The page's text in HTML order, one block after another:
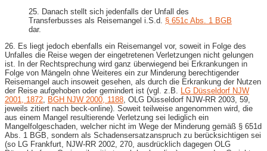
25. Danach stellt sich jedenfalls der Unfall des
Transferbusses als Reisemangel i.S.d. § 651c Abs. 1 BGB
dar.
26. Es liegt jedoch ebenfalls ein Reisemangel vor, soweit in Folge des
Unfalles die Reise wegen der eingetretenen Verletzungen nicht gelungen
ist. In der Rechtsprechung wird ganz überwiegend bei Erkrankungen in
Folge von Mängeln ohne Weiteres ein zur Minderung berechtigender
Reisemangel auch insoweit gesehen, als durch die Erkrankung der Nutzen
der Reise aufgehoben oder gemindert ist (vgl. z.B. LG Düsseldorf NJW
2001, 1872 BGH NJW 2000, 1188 , OLG Düsseldorf NJW-RR 2003, 59,
jeweils zitiert nach beck-online). Soweit teilweise angenommen wird, die
aus einem Mangel resultierende Verletzung sei lediglich ein
Mangelfolgeschaden, welcher nicht im Wege der Minderung gemäß § 651d
Abs. 1 BGB, sondern als Schadensersatzanspruch zu berücksichtigen sei
(so LG Frankfurt, NJW-RR 2002, 270, ausdrücklich dagegen OLG